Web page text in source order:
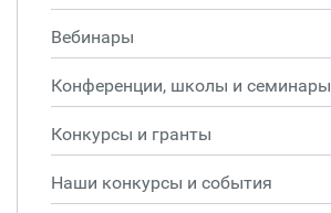
Вебинары
Конференции, школы и семинары
Конкурсы и гранты
Наши конкурсы и события